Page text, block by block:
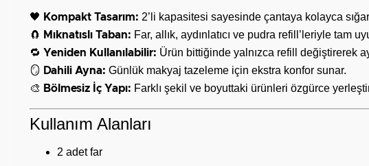
🖤 Kompakt Tasarım: 2’li kapasitesi sayesinde çantaya kolayca
🧲
Mıknatıslı Taban: Far, allık, aydınlatıcı ve pudra refill’leriyle tam
🔁 Yeniden Kullanılabilir: Ürün bittiğinde yalnızca refill değiştirerek
🪞 Dahili Ayna: Günlük makyaj tazeleme için ekstra konfor sunar.
🎨 Bölmesiz İç Yapı: Farklı şekil ve boyuttaki ürünleri özgürce
Kullanım Alanları
2 adet far